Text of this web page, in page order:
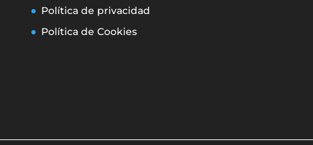
Política de privacidad
Política de Cookies